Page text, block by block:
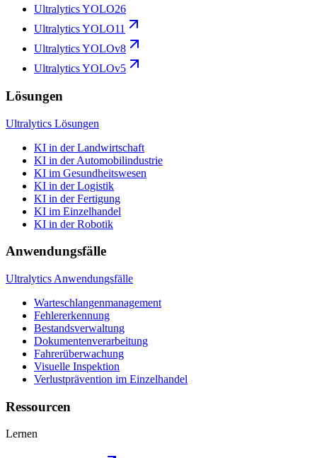
Ultralytics YOLO26
Ultralytics YOLO11
Ultralytics YOLOv8
Ultralytics YOLOv5
Lösungen
Ultralytics Lösungen
KI in der Landwirtschaft
KI in der Automobilindustrie
KI im Gesundheitswesen
KI in der Logistik
KI in der Fertigung
KI im Einzelhandel
KI in der Robotik
Anwendungsfälle
Ultralytics Anwendungsfälle
Warteschlangenmanagement
Fehlererkennung
Bestandsverwaltung
Dokumentenverarbeitung
Fahrerüberwachung
Visuelle Inspektion
Verlustprävention im Einzelhandel
Ressourcen
Lernen